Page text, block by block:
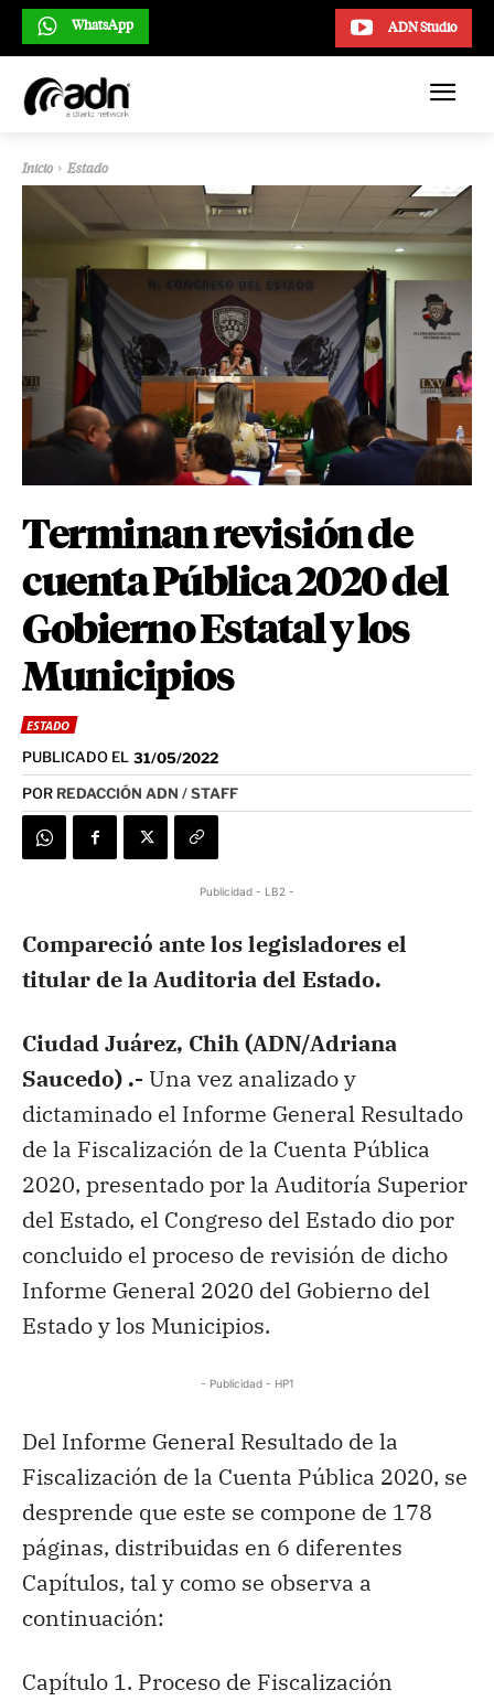
ADN Studio
WhatsApp
Inicio Estado
Terminan revisión de
cuenta Pública 2020 del
Gobierno Estatal y los
Municipios
ESTADO
PUBLICADO EL 31/05/2022
POR REDACCIÓN ADN / STAFF
Publicidad - LB2 -
Compareció ante los legisladores el
titular de la Auditoria del Estado.
Ciudad Juárez, Chih (ADN/Adriana
Saucedo) .- Una vez analizado y
dictaminado el Informe General Resultado
de la Fiscalización de la Cuenta Pública
2020, presentado por la Auditoría Superior
del Estado, el Congreso del Estado dio por
concluido el proceso de revisión de dicho
Informe General 2020 del Gobierno del
Estado y los Municipios.
- Publicidad - HP1
Del Informe General Resultado de la
Fiscalización de la Cuenta Pública 2020, se
desprende que este se compone de 178
páginas, distribuidas en 6 diferentes
Capítulos, tal y como se observa a
continuación:
Capítulo 1. Proceso de Fiscalización